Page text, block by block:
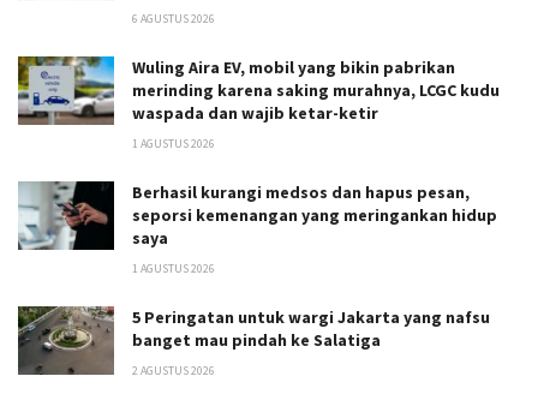
6 AGUSTUS 2026
Wuling Aira EV, mobil yang bikin pabrikan
merinding karena saking murahnya, LCGC kudu
waspada dan wajib ketar-ketir
1 AGUSTUS 2026
Berhasil kurangi medsos dan hapus pesan,
seporsi kemenangan yang meringankan hidup
saya
1 AGUSTUS 2026
5 Peringatan untuk wargi Jakarta yang nafsu
banget mau pindah ke Salatiga
2 AGUSTUS 2026